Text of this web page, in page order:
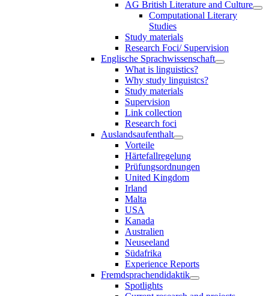
AG British Literature and Culture
Computational Literary
Studies
Study materials
Research Foci/ Supervision
Englische Sprachwissenschaft
What is linguistics?
Why study linguistcs?
Study materials
Supervision
Link collection
Research foci
Auslandsaufenthalt
Vorteile
Härtefallregelung
Prüfungsordnungen
United Kingdom
Irland
Malta
USA
Kanada
Australien
Neuseeland
Südafrika
Experience Reports
Fremdsprachendidaktik
Spotlights